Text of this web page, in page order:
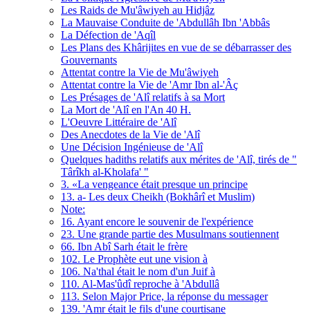
Les Raids de Mu'âwiyeh au Hidjâz
La Mauvaise Conduite de 'Abdullâh Ibn 'Abbâs
La Défection de 'Aqîl
Les Plans des Khârijites en vue de se débarrasser des
Gouvernants
Attentat contre la Vie de Mu'âwiyeh
Attentat contre la Vie de 'Amr Ibn al-'Âç
Les Présages de 'Alî relatifs à sa Mort
La Mort de 'Alî en l'An 40 H.
L'Oeuvre Littéraire de 'Alî
Des Anecdotes de la Vie de 'Alî
Une Décision Ingénieuse de 'Alî
Quelques hadiths relatifs aux mérites de 'Alî, tirés de "
Târîkh al-Kholafa' "
3. «La vengeance était presque un principe
13. a- Les deux Cheikh (Bokhârî et Muslim)
Note:
16. Ayant encore le souvenir de l'expérience
23. Une grande partie des Musulmans soutiennent
66. Ibn Abî Sarh était le frère
102. Le Prophète eut une vision à
106. Na'thal était le nom d'un Juif à
110. Al-Mas'ûdî reproche à 'Abdullâ
113. Selon Major Price, la réponse du messager
139. 'Amr était le fils d'une courtisane